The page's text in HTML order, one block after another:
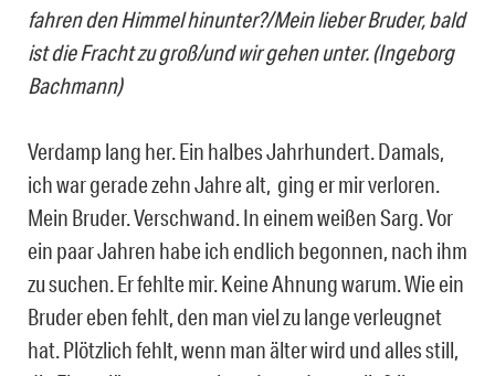
fahren den Himmel hinunter?/Mein lieber Bruder, bald
ist die Fracht zu groß/und wir gehen unter. (Ingeborg
Bachmann)
Verdamp lang her. Ein halbes Jahrhundert. Damals,
ich war gerade zehn Jahre alt, ging er mir verloren.
Mein Bruder. Verschwand. In einem weißen Sarg. Vor
ein paar Jahren habe ich endlich begonnen, nach ihm
zu suchen. Er fehlte mir. Keine Ahnung warum. Wie ein
Bruder eben fehlt, den man viel zu lange verleugnet
hat. Plötzlich fehlt, wenn man älter wird und alles still,